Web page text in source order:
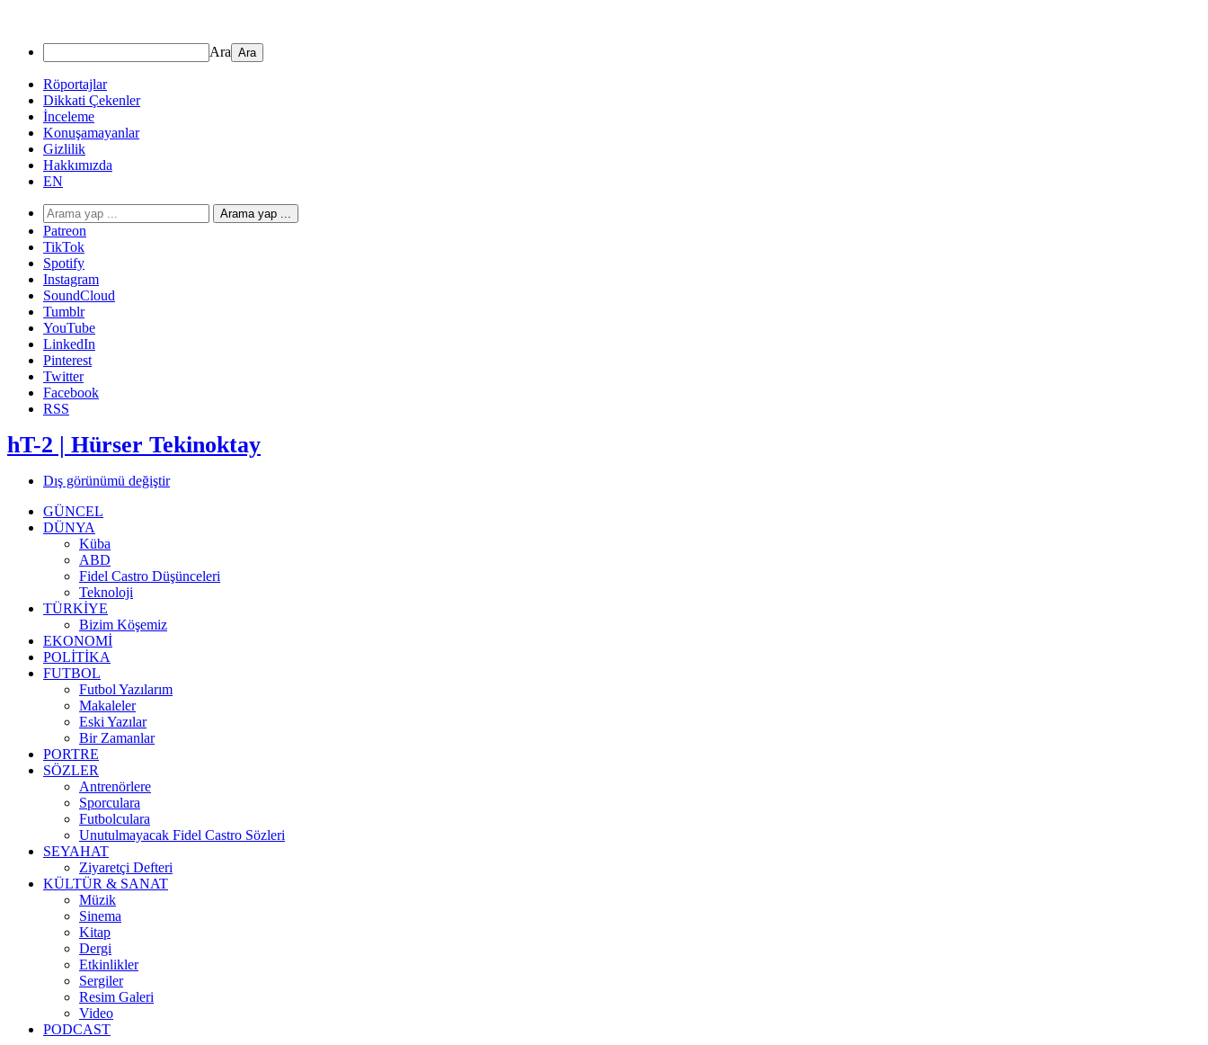
Ara
Röportajlar
Dikkati Çekenler
İnceleme
Konuşamayanlar
Gizlilik
Hakkımızda
EN
Arama yap ...
Patreon
TikTok
Spotify
Instagram
SoundCloud
Tumblr
YouTube
LinkedIn
Pinterest
Twitter
Facebook
RSS
hT-2 | Hürser Tekinoktay
Dış görünümü değiştir
GÜNCEL
DÜNYA
Küba
ABD
Fidel Castro Düşünceleri
Teknoloji
TÜRKİYE
Bizim Köşemiz
EKONOMİ
POLİTİKA
FUTBOL
Futbol Yazılarım
Makaleler
Eski Yazılar
Bir Zamanlar
PORTRE
SÖZLER
Antrenörlere
Sporculara
Futbolculara
Unutulmayacak Fidel Castro Sözleri
SEYAHAT
Ziyaretçi Defteri
KÜLTÜR & SANAT
Müzik
Sinema
Kitap
Dergi
Etkinlikler
Sergiler
Resim Galeri
Video
PODCAST